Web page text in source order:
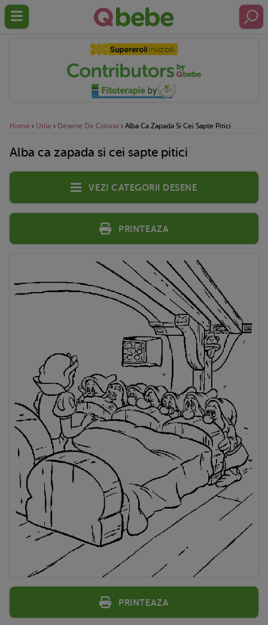
Home › Utile › Desene De Colorat › Alba Ca Zapada Si Cei Sapte Pitici
Alba ca zapada si cei sapte pitici
Vezi categorii desene
Printeaza
Printeaza